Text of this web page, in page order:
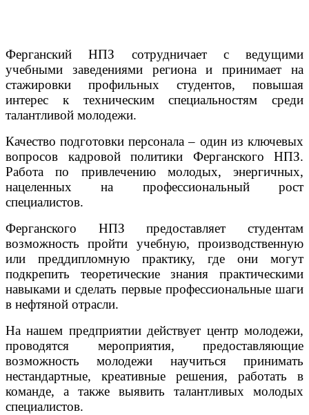
Ферганский НПЗ сотрудничает с ведущими
учебными заведениями региона и принимает на
стажировки профильных студентов, повышая
интерес к техническим специальностям среди
талантливой молодежи.
Качество подготовки персонала – один из ключевых
вопросов кадровой политики Ферганского НПЗ.
Работа по привлечению молодых, энергичных,
нацеленных на профессиональный рост
специалистов.
Ферганского НПЗ предоставляет студентам
возможность пройти учебную, производственную
или преддипломную практику, где они могут
подкрепить теоретические знания практическими
навыками и сделать первые профессиональные шаги
в нефтяной отрасли.
На нашем предприятии действует центр молодежи,
проводятся мероприятия, предоставляющие
возможность молодежи научиться принимать
нестандартные, креативные решения, работать в
команде, а также выявить талантливых молодых
специалистов.